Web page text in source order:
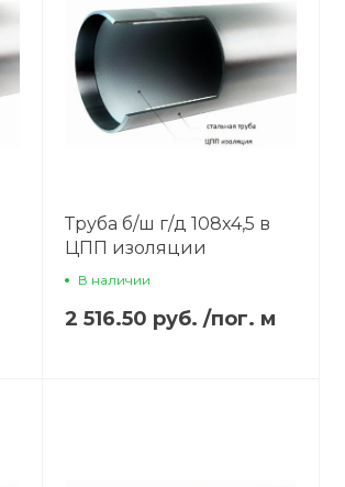
Труба б/ш г/д 108х4,5 в
ЦПП изоляции
В наличии
2 516.50 руб. /пог. м